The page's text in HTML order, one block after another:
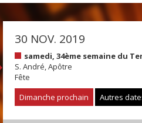
30 NOV. 2019
samedi, 34ème semaine du
S. André, Apôtre
Fête
Dimanche prochain
Autres